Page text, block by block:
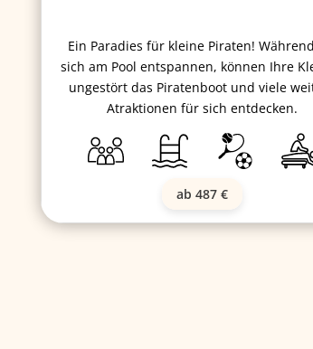
Ein Paradies für kleine Piraten!
sich am Pool entspannen, können Ihre
ungestört das Piratenboot und viele
Atraktionen für sich entdecken.
ab 487 €